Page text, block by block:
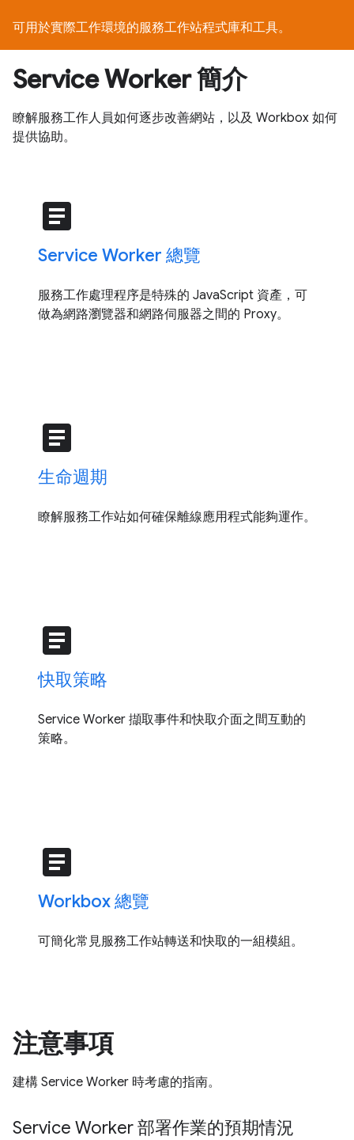
可用於實際工作環境的服務工作站程式庫和工具。
Service Worker 簡介
瞭解服務工作人員如何逐步改善網站，以及 Workbox 如何
提供協助。
article
Service Worker 總覽
服務工作處理程序是特殊的 JavaScript 資產，可
做為網路瀏覽器和網路伺服器之間的 Proxy。
article
生命週期
瞭解服務工作站如何確保離線應用程式能夠運作。
article
快取策略
Service Worker 擷取事件和快取介面之間互動的
策略。
article
Workbox 總覽
可簡化常見服務工作站轉送和快取的一組模組。
注意事項
建構 Service Worker 時考慮的指南。
Service Worker 部署作業的預期情況